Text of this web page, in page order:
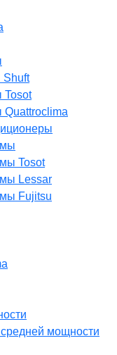
Shuft
Tosot
Quattroclima
Tosot
Lessar
Fujitsu
мощности